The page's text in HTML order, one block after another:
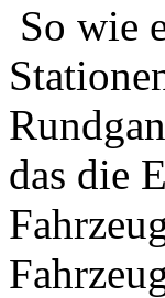
So wie
das die